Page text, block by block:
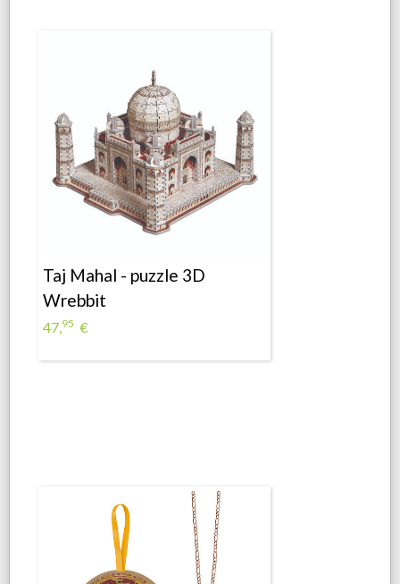
Taj Mahal - puzzle 3D
Wrebbit
47, 95 €